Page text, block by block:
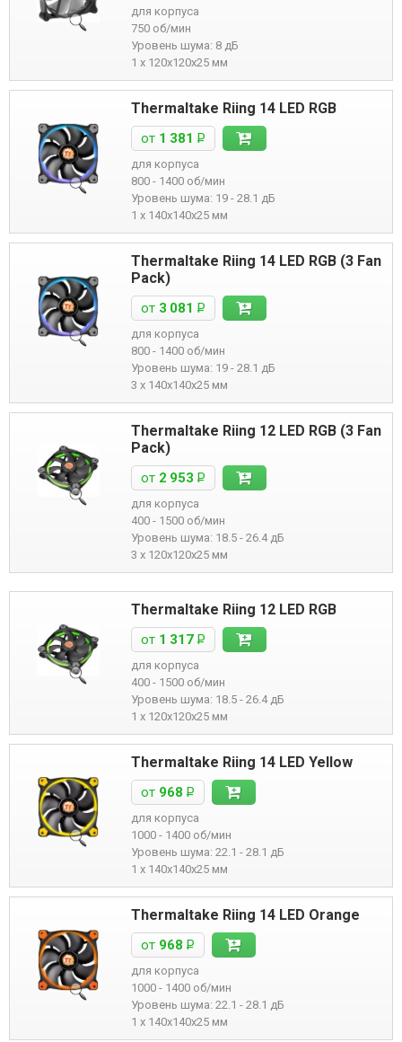
для корпуса
750 об/мин
Уровень шума: 8 дБ
1 x 120x120x25 мм
Thermaltake Riing 14 LED RGB
от 1 381 Р
для корпуса
800 - 1400 об/мин
Уровень шума: 19 - 28.1 дБ
1 x 140x140x25 мм
Thermaltake Riing 14 LED RGB (3 Fan
Pack)
от 3 081 Р
для корпуса
800 - 1400 об/мин
Уровень шума: 19 - 28.1 дБ
3 x 140x140x25 мм
Thermaltake Riing 12 LED RGB (3 Fan
Pack)
от 2 953 Р
для корпуса
400 - 1500 об/мин
Уровень шума: 18.5 - 26.4 дБ
3 x 120x120x25 мм
Thermaltake Riing 12 LED RGB
от 1 317 Р
для корпуса
400 - 1500 об/мин
Уровень шума: 18.5 - 26.4 дБ
1 x 120x120x25 мм
Thermaltake Riing 14 LED Yellow
от 968 Р
для корпуса
1000 - 1400 об/мин
Уровень шума: 22.1 - 28.1 дБ
1 x 140x140x25 мм
Thermaltake Riing 14 LED Orange
от 968 Р
для корпуса
1000 - 1400 об/мин
Уровень шума: 22.1 - 28.1 дБ
1 x 140x140x25 мм